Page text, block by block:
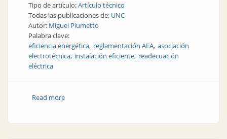
Tipo de artículo:Artículo técnico
Todas las publicaciones de: UNC
Autor: Miguel Piumetto
Palabra clave:
eficiencia energética reglamentación AEA asociación
electrotécnica instalación eficiente readecuación
eléctrica
Read moreabout Algunas cuestiones técnicas acerca de la